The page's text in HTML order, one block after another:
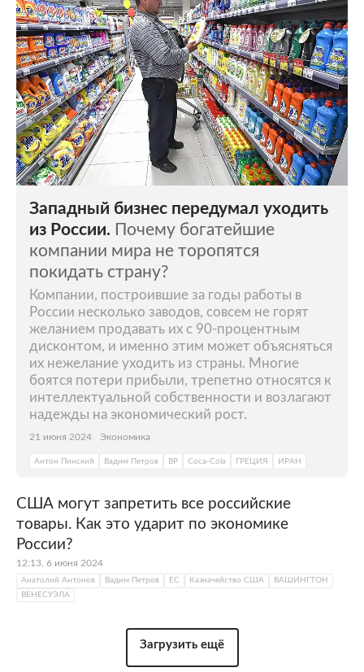
Западный бизнес передумал уходить
из России. Почему богатейшие
компании мира не торопятся
покидать страну?
Компании, построившие за годы работы в
России несколько заводов, совсем не горят
желанием продавать их с 90-процентным
дисконтом, и именно этим может объясняться
их нежелание уходить из страны. Многие
боятся потери прибыли, трепетно относятся к
интеллектуальной собственности и возлагают
надежды на экономический рост.
21 июня 2024 Экономика
Антон Пинский Вадим Петров BP Coca-Cola ГРЕЦИЯ ИРАН
США могут запретить все российские
товары. Как это ударит по экономике
России?
12:13, 6 июня 2024
Анатолий Антонов Вадим Петров ЕС Казначейство США
ВАШИНГТОН
ВЕНЕСУЭЛА
Загрузить ещё